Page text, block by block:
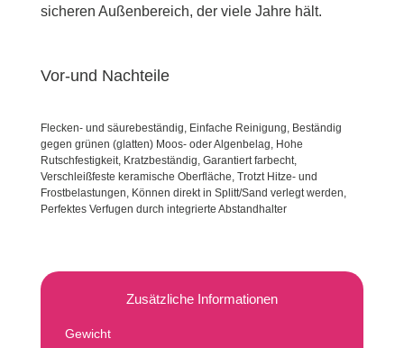
sicheren Außenbereich, der viele Jahre hält.
Vor-und Nachteile
Flecken- und säurebeständig, Einfache Reinigung, Beständig
gegen grünen (glatten) Moos- oder Algenbelag, Hohe
Rutschfestigkeit, Kratzbeständig, Garantiert farbecht,
Verschleißfeste keramische Oberfläche, Trotzt Hitze- und
Frostbelastungen, Können direkt in Splitt/Sand verlegt werden,
Perfektes Verfugen durch integrierte Abstandhalter
Zusätzliche Informationen
Gewicht